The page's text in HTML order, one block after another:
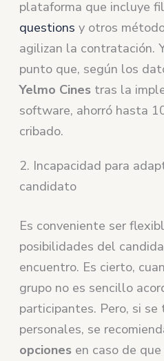
plataforma que incluye
questions y otros
agilizan la contratación.
punto que, según los
Yelmo Cines tras la
software, ahorró hasta
cribado.
2. Incapacidad para
candidato
Es conveniente ser
posibilidades del
encuentro. Es cierto,
grupo no es sencillo
participantes. Pero, si
personales, se
opciones en caso de